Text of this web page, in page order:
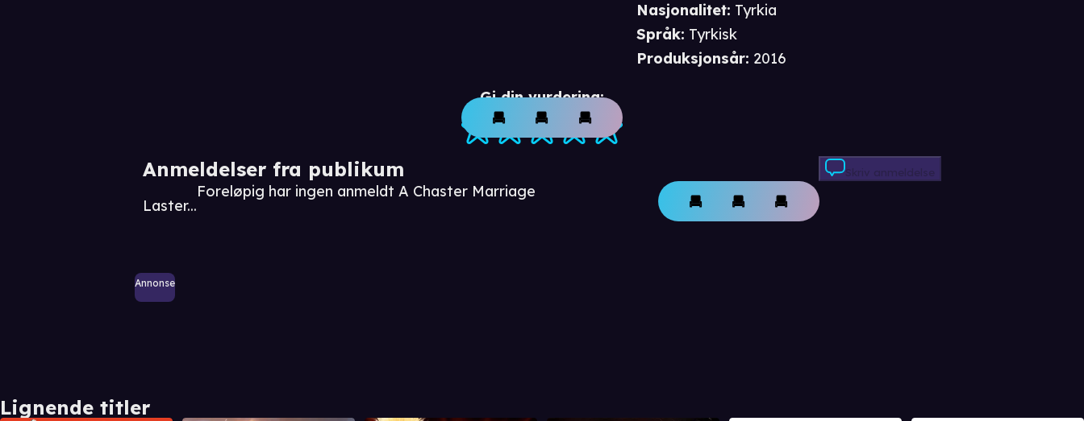
Gi din vurdering:
Anmeldelser fra publikum
Laster...
Foreløpig har ingen anmeldt A Chaster Marriage
Skriv anmeldelse
Annonse
Nasjonalitet: Tyrkia
Språk: Tyrkisk
Produksjonsår: 2016
Lignende titler